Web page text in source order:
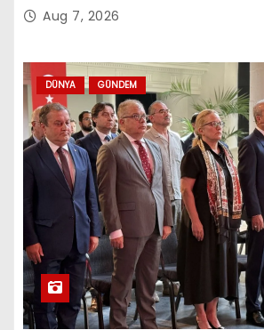
Aug 7, 2026
DÜNYA GÜNDEM